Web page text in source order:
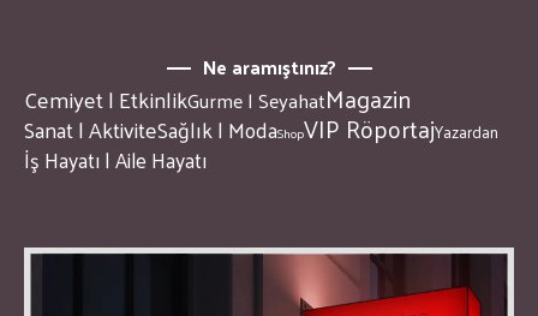
Ne aramıştınız?
Cemiyet | EtkinlikGurme | SeyahatMagazin
Sanat | AktiviteSağlık | ModaShopVIP RöportajYazardan
İş Hayatı | Aile Hayatı